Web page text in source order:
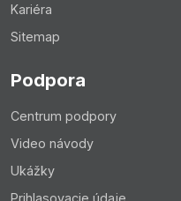
Kariéra
Sitemap
Podpora
Centrum podpory
Video návody
Ukážky
Prihlasovacie údaje